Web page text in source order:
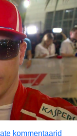
kommentaarid